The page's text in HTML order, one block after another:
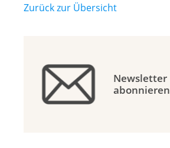
Zurück zur Übersicht
Newsletter
abonnieren